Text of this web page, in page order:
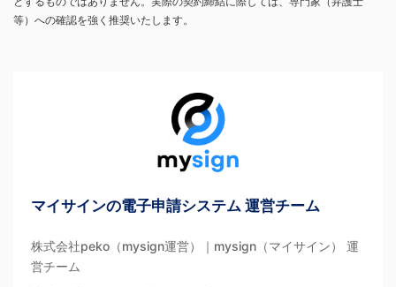
等）への確認を強く推奨いたします。
マイサインの電子申請システム 運営チーム
株式会社peko（mysign運営）｜mysign（マイサイン） 運
営チーム